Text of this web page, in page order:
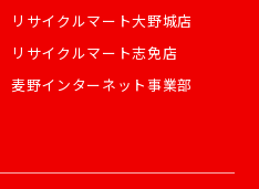
リサイクルマート大野城店
リサイクルマート志免店
麦野インターネット事業部